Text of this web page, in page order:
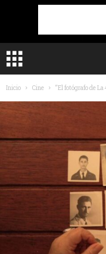
Inicio Cine “El fotógrafo de